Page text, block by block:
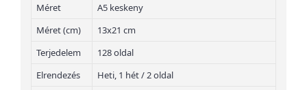
Méret
A5 keskeny
Méret (cm)
13x21 cm
Terjedelem
128 oldal
Elrendezés
Heti, 1 hét / 2 oldal